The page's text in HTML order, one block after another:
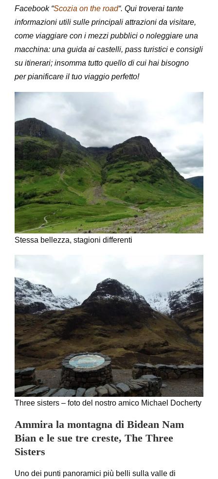
Facebook “Scozia on the road“. Qui troverai tante
informazioni utili sulle principali attrazioni da visitare,
come viaggiare con i mezzi pubblici o noleggiare una
macchina: una guida ai castelli, pass turistici e consigli
su itinerari; insomma tutto quello di cui hai bisogno
per pianificare il tuo viaggio perfetto!
Stessa bellezza, stagioni differenti
Three sisters – foto del nostro amico Michael Docherty
Ammira la montagna di Bidean Nam
Bian e le sue tre creste, The Three
Sisters
Uno dei punti panoramici più belli sulla valle di